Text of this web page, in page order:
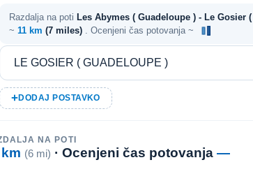
Razdalja na poti Les Abymes ( Guadeloupe ) - Le Gosier
~ 11 km (7 miles) . Ocenjeni čas potovanja ~
DODAJ POSTAVKO
NA POTI
(6 mi) · Ocenjeni čas potovanja —